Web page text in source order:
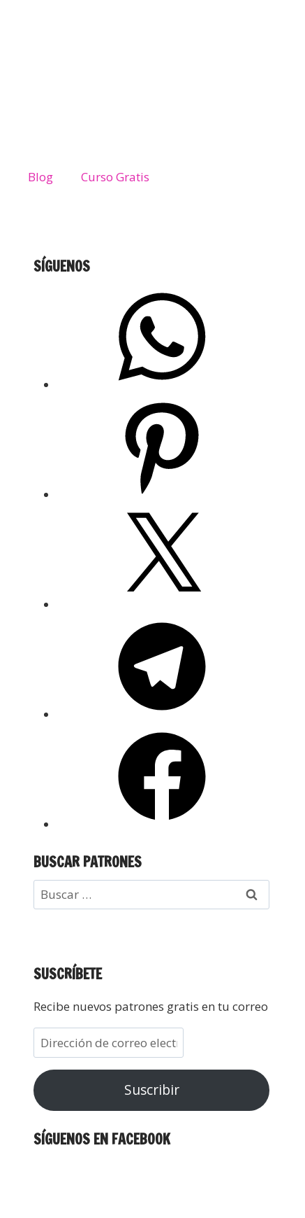
Blog Curso Gratis
SÍGUENOS
BUSCAR PATRONES
SUSCRÍBETE
Recibe nuevos patrones gratis en tu correo
Suscribir
SÍGUENOS EN FACEBOOK